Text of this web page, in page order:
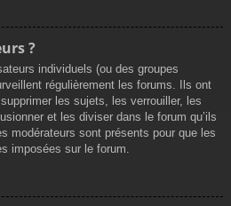
?
individuels (ou des groupes
régulièrement les forums. Ils ont
les sujets, les verrouiller, les
et les diviser dans le forum qu’ils
modérateurs sont présents pour que les
imposées sur le forum.